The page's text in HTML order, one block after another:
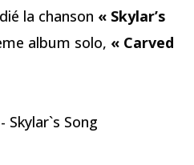
la chanson « Skylar’s
album solo, « Carved
Skylar`s Song